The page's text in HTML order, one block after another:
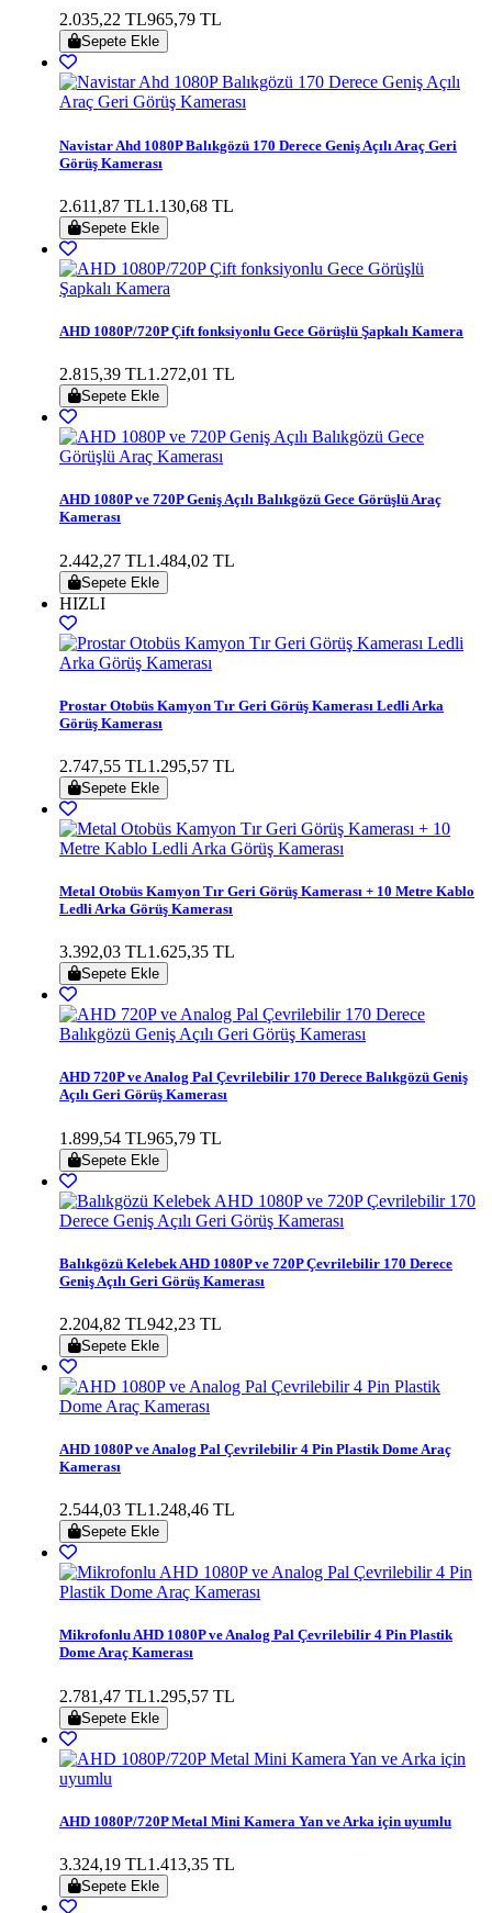
2.035,22 TL965,79 TL
Sepete Ekle
Navistar Ahd 1080P Balıkgözü 170 Derece Geniş Açılı Araç Geri
Görüş Kamerası
2.611,87 TL1.130,68 TL
Sepete Ekle
AHD 1080P/720P Çift fonksiyonlu Gece Görüşlü Şapkalı Kamera
2.815,39 TL1.272,01 TL
Sepete Ekle
AHD 1080P ve 720P Geniş Açılı Balıkgözü Gece Görüşlü Araç
Kamerası
2.442,27 TL1.484,02 TL
Sepete Ekle
HIZLI
Prostar Otobüs Kamyon Tır Geri Görüş Kamerası Ledli Arka
Görüş Kamerası
2.747,55 TL1.295,57 TL
Sepete Ekle
Metal Otobüs Kamyon Tır Geri Görüş Kamerası + 10 Metre Kablo
Ledli Arka Görüş Kamerası
3.392,03 TL1.625,35 TL
Sepete Ekle
AHD 720P ve Analog Pal Çevrilebilir 170 Derece Balıkgözü Geniş
Açılı Geri Görüş Kamerası
1.899,54 TL965,79 TL
Sepete Ekle
Balıkgözü Kelebek AHD 1080P ve 720P Çevrilebilir 170 Derece
Geniş Açılı Geri Görüş Kamerası
2.204,82 TL942,23 TL
Sepete Ekle
AHD 1080P ve Analog Pal Çevrilebilir 4 Pin Plastik Dome Araç
Kamerası
2.544,03 TL1.248,46 TL
Sepete Ekle
Mikrofonlu AHD 1080P ve Analog Pal Çevrilebilir 4 Pin Plastik
Dome Araç Kamerası
2.781,47 TL1.295,57 TL
Sepete Ekle
AHD 1080P/720P Metal Mini Kamera Yan ve Arka için uyumlu
3.324,19 TL1.413,35 TL
Sepete Ekle